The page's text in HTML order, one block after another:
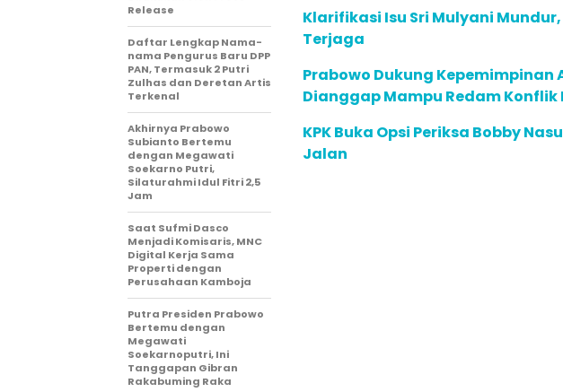
Klarifikasi Isu Sri Mulyani
Terjaga
Prabowo Dukung Kepemimpinan
Dianggap Mampu Redam Konflik
KPK Buka Opsi Periksa Bobby
Jalan
Release
Daftar Lengkap Nama-
nama Pengurus Baru DPP
PAN, Termasuk 2 Putri
Zulhas dan Deretan Artis
Terkenal
Akhirnya Prabowo
Subianto Bertemu
dengan Megawati
Soekarno Putri,
Silaturahmi Idul Fitri 2,5
Jam
Saat Sufmi Dasco
Menjadi Komisaris, MNC
Digital Kerja Sama
Properti dengan
Perusahaan Kamboja
Putra Presiden Prabowo
Bertemu dengan
Megawati
Soekarnoputri, Ini
Tanggapan Gibran
Rakabuming Raka